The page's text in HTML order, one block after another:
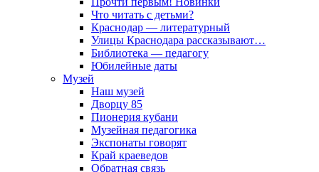
Что читать с детьми?
Краснодар — литературный
Улицы Краснодара рассказывают…
Библиотека — педагогу
Юбилейные даты
Музей
Наш музей
Дворцу 85
Пионерия кубани
Музейная педагогика
Экспонаты говорят
Край краеведов
Обратная связь